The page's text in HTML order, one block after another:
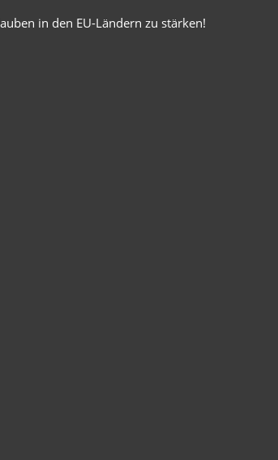
in den EU-Ländern zu stärken!